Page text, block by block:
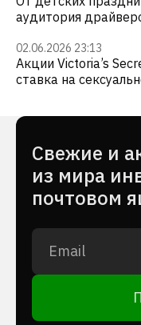
аудитория
02.06.2026 23:13
Акции Victoria’s
ставка на
Cвежие и
из мира
почтовом